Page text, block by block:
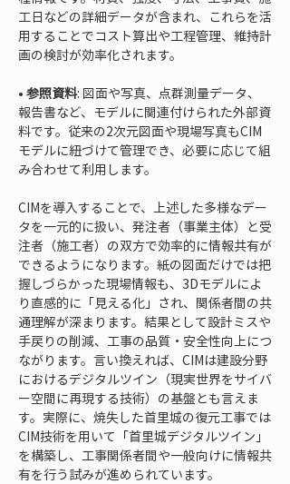
工日などの詳細データが含まれ、これらを活
用することでコスト算出や工程管理、維持計
• 参照資料: 図面や写真、点群測量データ、
報告書など、モデルに関連付けられた外部資
料です。従来の2次元図面や現場写真もCIM
モデルに紐づけて管理でき、必要に応じて組
み合わせて利用します。
CIMを導入することで、上述した多様なデー
タを一元的に扱い、発注者（事業主体）と受
注者（施工者）の双方で効率的に情報共有が
できるようになります。紙の図面だけでは把
握しづらかった現場情報も、3Dモデルによ
り直感的に「見える化」され、関係者間の共
通理解が深まります。結果として設計ミスや
手戻りの削減、工事の品質・安全性向上につ
ながります。言い換えれば、CIMは建設分野
におけるデジタルツイン（現実世界をサイバ
ー空間に再現する技術）の基盤とも言えま
す。実際に、焼失した首里城の復元工事では
CIM技術を用いて「首里城デジタルツイン」
を構築し、工事関係者間や一般向けに情報共
有を行う試みが進められています。